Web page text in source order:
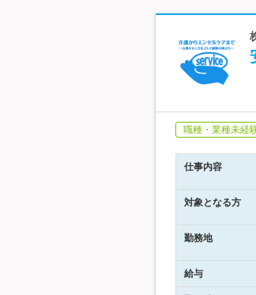
職種・業種未経
仕事内容
対象となる方
勤務地
給与